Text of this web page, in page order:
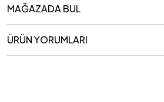
MAĞAZADA BUL
ÜRÜN YORUMLARI